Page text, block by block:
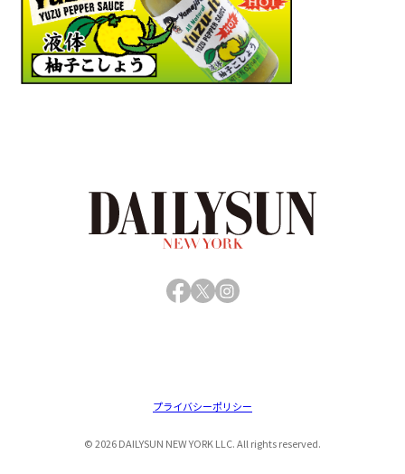
Facebook
X Instagram
© 2026 DAILYSUN NEW YORK LLC. All rights reserved.
プライバシーポリシー